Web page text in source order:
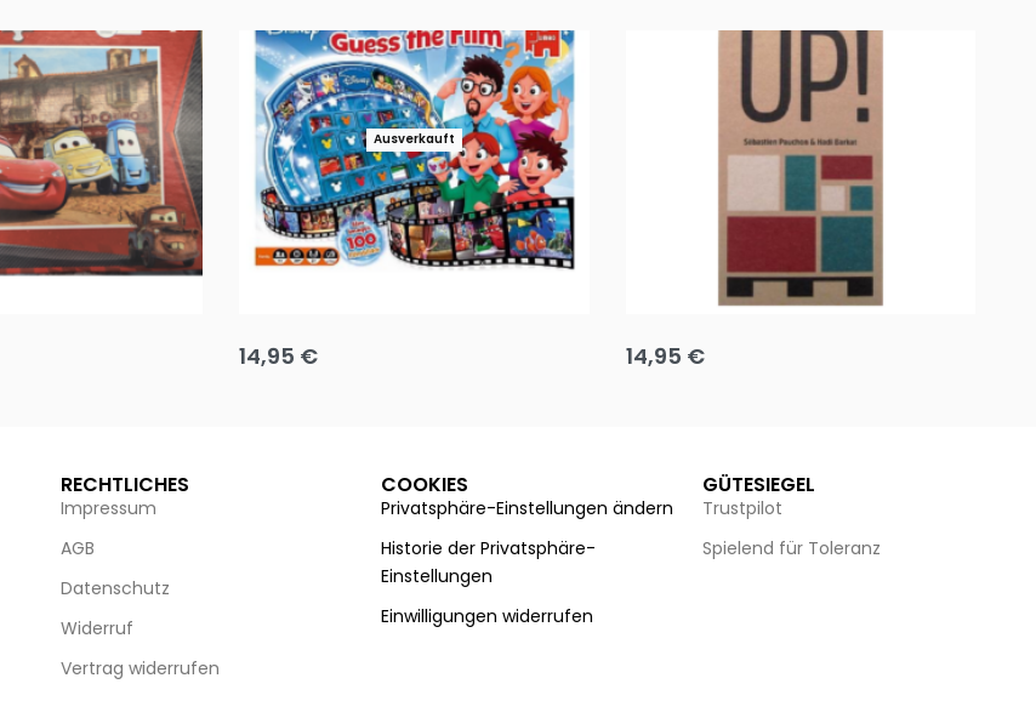
Ausverkauft
14,95 €
Team up
14,95 €
RECHTLICHES
Impressum
AGB
Datenschutz
Widerruf
Vertrag widerrufen
COOKIES
Privatsphäre-Einstellungen ändern
Historie der Privatsphäre-
Einstellungen
Einwilligungen widerrufen
GÜTESIEGEL
Trustpilot
Spielend für Toleranz